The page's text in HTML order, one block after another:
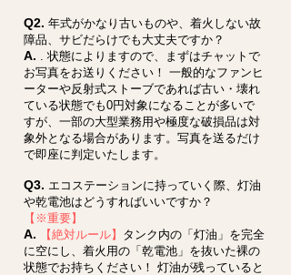
Q2. 年式がかなり古いものや、着火しない故
障品、サビだらけでも大丈夫ですか？
A. . 状態によりますので、まずはチャットで
お写真をお送りください！ 一般的なファンヒ
ーターや反射式ストーブであれば古い・壊れ
ている状態でも0円対象になることが多いで
すが、一部の大型業務用や極度な破損品は対
象外となる場合があります。写真を送るだけ
で即座に判定いたします。
Q3. エコステーションに持っていく際、灯油
や乾電池はどうすればいいですか？
【※重要】
A. 【絶対ルール】 タンク内の「灯油」を完全
に空にし、着火用の「乾電池」を抜いた裸の
状態でお持ちください！ 灯油が残っていると